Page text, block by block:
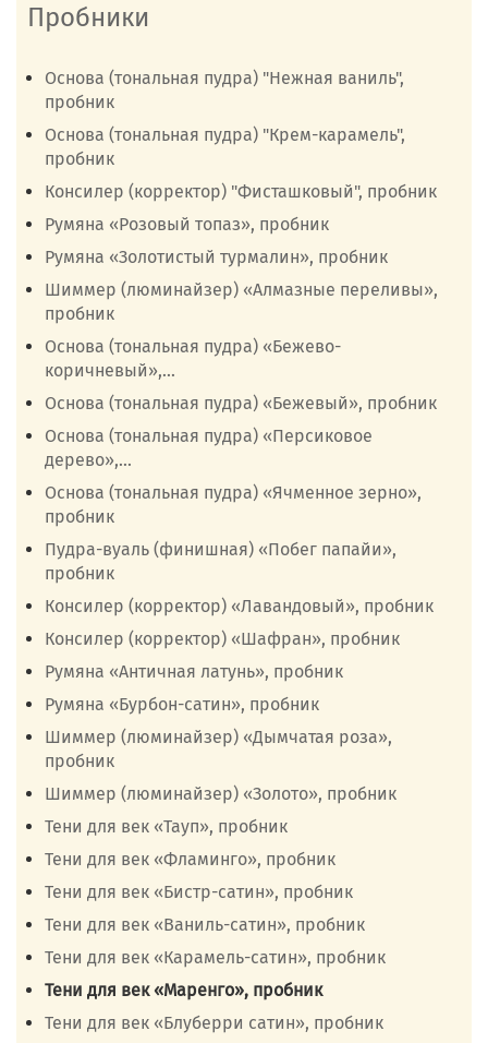
Пробники
Основа (тональная пудра) "Нежная ваниль",
пробник
Основа (тональная пудра) "Крем-карамель",
пробник
Консилер (корректор) "Фисташковый", пробник
Румяна «Розовый топаз», пробник
Румяна «Золотистый турмалин», пробник
Шиммер (люминайзер) «Алмазные переливы»,
пробник
Основа (тональная пудра) «Бежево-
коричневый»,...
Основа (тональная пудра) «Бежевый», пробник
Основа (тональная пудра) «Персиковое
дерево»,...
Основа (тональная пудра) «Ячменное зерно»,
пробник
Пудра-вуаль (финишная) «Побег папайи»,
пробник
Консилер (корректор) «Лавандовый», пробник
Консилер (корректор) «Шафран», пробник
Румяна «Античная латунь», пробник
Румяна «Бурбон-сатин», пробник
Шиммер (люминайзер) «Дымчатая роза»,
пробник
Шиммер (люминайзер) «Золото», пробник
Тени для век «Тауп», пробник
Тени для век «Фламинго», пробник
Тени для век «Бистр-сатин», пробник
Тени для век «Ваниль-сатин», пробник
Тени для век «Карамель-сатин», пробник
Тени для век «Маренго», пробник
Тени для век «Блуберри сатин», пробник